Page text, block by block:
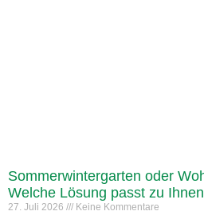
Sommerwintergarten oder
Welche Lösung passt zu
27. Juli 2026 Keine Kommentare